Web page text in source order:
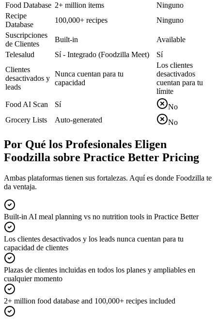
Food Database 2+ million items
Ninguno
Recipe
Database
100,000+ recipes
Ninguno
Suscripciones
de Clientes
Built-in
Available
Telesalud
Sí - Integrado (Foodzilla Meet)
Sí
Clientes
desactivados y
leads
Nunca cuentan para tu
capacidad
Los clientes
desactivados
cuentan para tu
límite
Food AI Scan
Sí
No
Grocery Lists
Auto-generated No
Por Qué los Profesionales Eligen
Foodzilla sobre Practice Better Pricing
Ambas plataformas tienen sus fortalezas. Aquí es donde Foodzilla te
da ventaja.
Built-in AI meal planning vs no nutrition tools in Practice Better
Los clientes desactivados y los leads nunca cuentan para tu
capacidad de clientes
Plazas de clientes incluidas en todos los planes y ampliables en
cualquier momento
2+ million food database and 100,000+ recipes included